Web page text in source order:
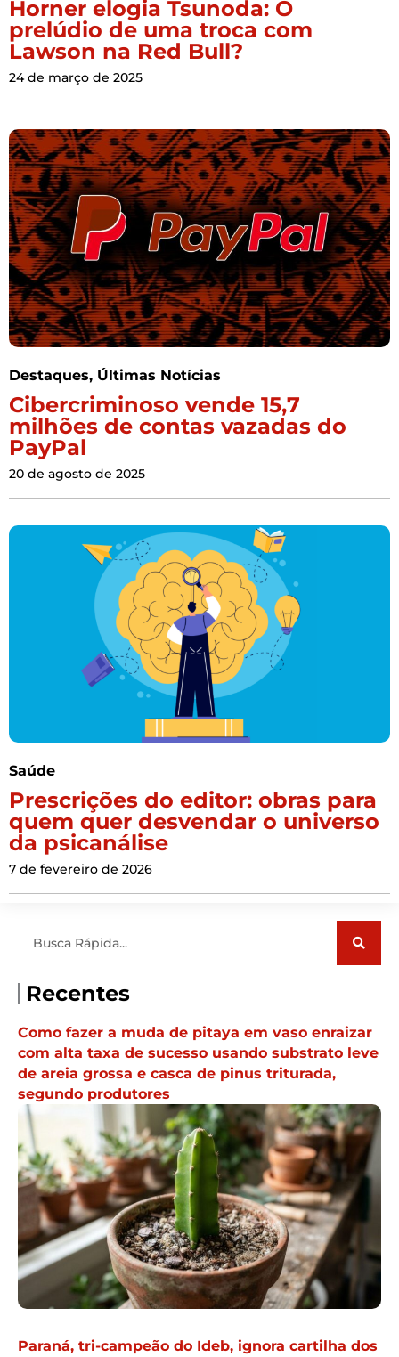
Horner elogia Tsunoda: O
prelúdio de uma troca com
Lawson na Red Bull?
24 de março de 2025
Destaques, Últimas Notícias
Cibercriminoso vende 15,7
milhões de contas vazadas do
PayPal
20 de agosto de 2025
Saúde
Prescrições do editor: obras para
quem quer desvendar o universo
da psicanálise
7 de fevereiro de 2026
Recentes
Como fazer a muda de pitaya em vaso enraizar
com alta taxa de sucesso usando substrato leve
de areia grossa e casca de pinus triturada,
segundo produtores
Paraná, tri-campeão do Ideb, ignora cartilha dos